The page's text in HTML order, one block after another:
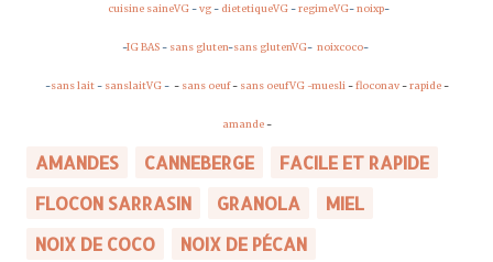
cuisine saineVG-vg- dietetiqueVG-regimeVG-noixp-
-IG BAS- sans gluten-sans glutenVG- noixcoco-
-sans lait- sanslaitVG- - sans oeuf- sans oeufVG -muesli -floconav-rapide-
amande-
AMANDES CANNEBERGE
FACILE ET RAPIDE
FLOCON SARRASIN
GRANOLA
MIEL
NOIX DE COCO
NOIX DE PÉCAN